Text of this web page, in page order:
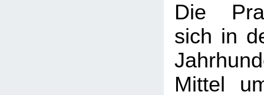
Die
sich in
Mittel